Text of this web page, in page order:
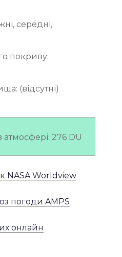
середні,
покриву:
(відсутні)
атмосфері: 276 DU
NASA Worldview
погоди AMPS
онлайн